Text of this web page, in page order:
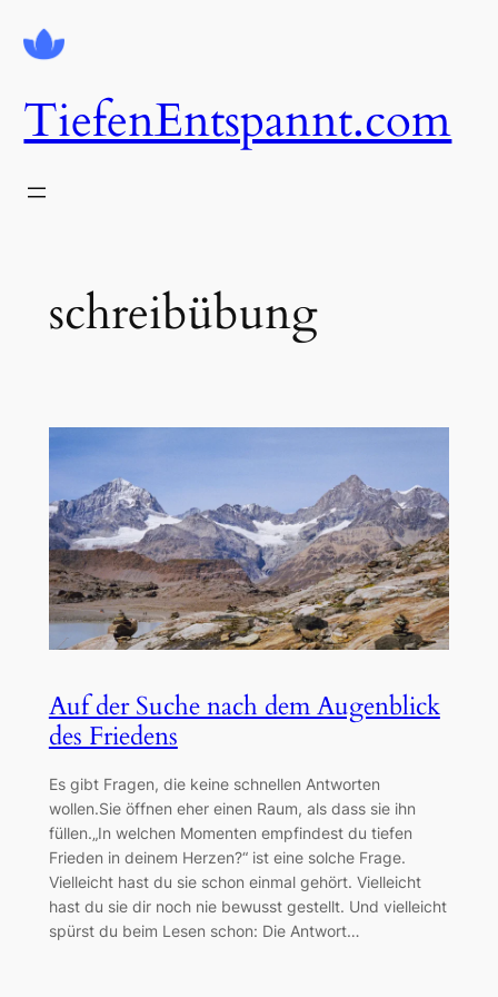
Zum
Inhalt
TiefenEntspannt.com
schreibübung
Auf der Suche nach dem Augenblick
des Friedens
Es gibt Fragen, die keine schnellen Antworten
wollen.Sie öffnen eher einen Raum, als dass sie ihn
füllen.„In welchen Momenten empfindest du tiefen
Frieden in deinem Herzen?“ ist eine solche Frage.
Vielleicht hast du sie schon einmal gehört. Vielleicht
hast du sie dir noch nie bewusst gestellt. Und vielleicht
spürst du beim Lesen schon: Die Antwort…